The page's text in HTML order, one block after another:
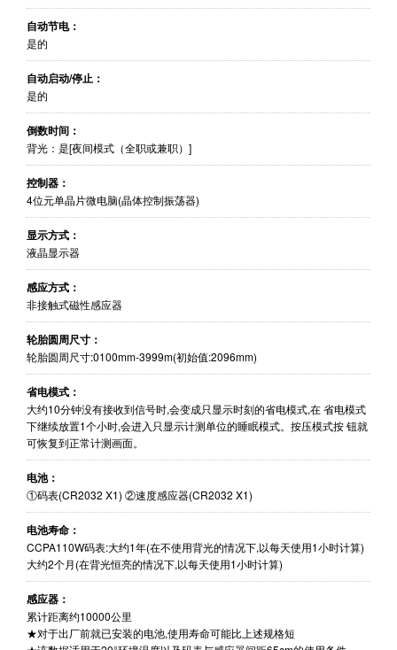
自动节电：
是的
自动启动/停止：
是的
倒数时间：
背光：是[夜间模式（全职或兼职）]
控制器：
4位元单晶片微电脑(晶体控制振荡器)
显示方式：
液晶显示器
感应方式：
非接触式磁性感应器
轮胎圆周尺寸：
轮胎圆周尺寸:0100mm-3999m(初始值:2096mm)
省电模式：
大约10分钟没有接收到信号时,会变成只显示时刻的省电模式,在 省电模式
下继续放置1个小时,会进入只显示计测单位的睡眠模式。按压模式按 钮就
可恢复到正常计测画面。
电池：
①码表(CR2032 X1) ②速度感应器(CR2032 X1)
电池寿命：
CCPA110W码表:大约1年(在不使用背光的情况下,以每天使用1小时计算)
大约2个月(在背光恒亮的情况下,以每天使用1小时计算)
感应器：
累计距离约10000公里
★对于出厂前就已安装的电池,使用寿命可能比上述规格短